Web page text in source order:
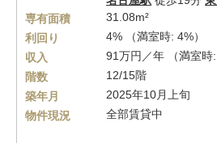
専有面積
31.08m²
利回り
4% （満室時: 4%）
収入
91万円／年 （満室時:
階数
12/15階
築年月
2025年10月上旬
物件現況
全部賃貸中